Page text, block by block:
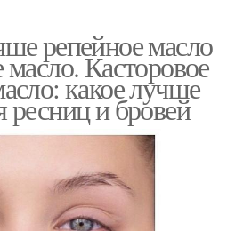
репейное масло
Касторовое
какое лучше
ресниц и бровей